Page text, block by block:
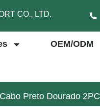
CO., LTD.
OEM/ODM
Preto Dourado 2PC